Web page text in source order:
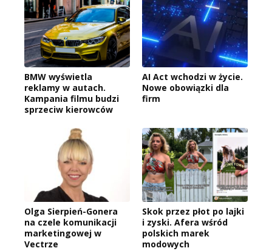
BMW wyświetla
reklamy w autach.
Kampania filmu budzi
sprzeciw kierowców
AI Act wchodzi w życie.
Nowe obowiązki dla
firm
Olga Sierpień-Gonera
na czele komunikacji
marketingowej w
Vectrze
Skok przez płot po lajki
i zyski. Afera wśród
polskich marek
modowych